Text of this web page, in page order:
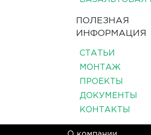
ПОЛЕЗНАЯ
ИНФОРМАЦИЯ
СТАТЬИ
МОНТАЖ
ПРОЕКТЫ
ДОКУМЕНТЫ
КОНТАКТЫ